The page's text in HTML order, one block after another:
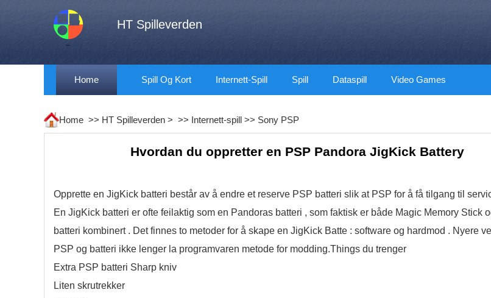
HT Spilleverden
Home Spill Og Kort Internett-Spill Spill Dataspill Video Games
Home >> HT Spilleverden > >> Internett-spill >> Sony PSP
Hvordan du oppretter en PSP Pandora JigKick Battery
Opprette en JigKick batteri består av å endre et reserve PSP batteri slik at PSP for å få tilgang til
En JigKick batteri er ofte feilaktig som en Pandoras batteri , som faktisk er både Magic Memory Stick
batteri kombinert . Det finnes to metoder for å skape en JigKick Batte : software og hardmod . Nyere
PSP og batteri ikke lenger la programvaren metode for modding.Things du trenger
Extra PSP batteri Sharp kniv
Liten skrutrekker